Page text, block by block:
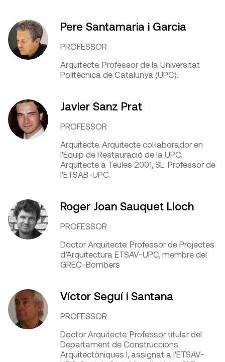
Pere Santamaria i Garcia
PROFESSOR
Arquitecte. Professor de la Universitat
Politècnica de Catalunya (UPC).
Javier Sanz Prat
PROFESSOR
Arquitecte. Arquitecte col·laborador en
l'Equip de Restauració de la UPC.
Arquitecte a Teules 2001, SL. Professor de
l'ETSAB-UPC.
Roger Joan Sauquet Lloch
PROFESSOR
Doctor Arquitecte. Professor de Projectes
d’Arquitectura ETSAV-UPC, membre del
GREC-Bombers
Víctor Seguí i Santana
PROFESSOR
Doctor Arquitecte. Professor titular del
Departament de Construccions
Arquitectòniques I, assignat a l'ETSAV-